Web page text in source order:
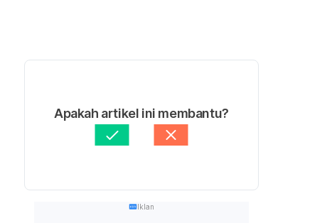
Apakah artikel ini membantu?
Iklan